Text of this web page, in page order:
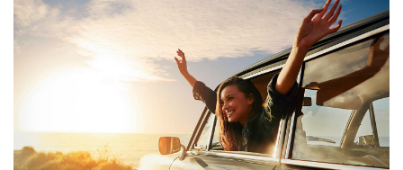
Proszę wybrać
Free Photoshop Overlay #1
Small 800*533px
Sunset Sky